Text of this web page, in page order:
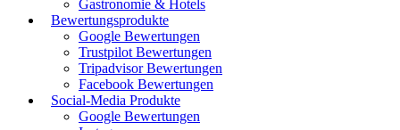
Gastronomie & Hotels
Bewertungsprodukte
Google Bewertungen
Trustpilot Bewertungen
Tripadvisor Bewertungen
Facebook Bewertungen
Social-Media Produkte
Google Bewertungen